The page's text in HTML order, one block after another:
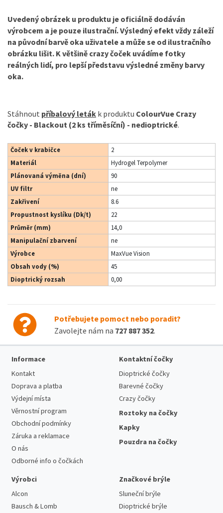
Uvedený obrázek u produktu je oficiálně dodáván
výrobcem a je pouze ilustrační. Výsledný efekt vždy záleží
na původní barvě oka uživatele a může se od ilustračního
obrázku lišit. K většině crazy čoček uvádíme fotky
reálných lidí, pro lepší představu výsledné změny barvy
oka.
Stáhnout příbalový leták k produktu ColourVue Crazy
čočky - Blackout (2 ks tříměsíční) - nedioptrické.
Čoček v krabičce
2
Materiál
Hydrogel Terpolymer
Plánovaná výměna (dní)
90
UV filtr
ne
Zakřivení
8.6
Propustnost kyslíku (Dk/t)
22
Průměr (mm)
14,0
Manipulační zbarvení
ne
Výrobce
MaxVue Vision
Obsah vody (%)
45
Dioptrický rozsah
0,00
Potřebujete pomoct nebo poradit?
Zavolejte nám na 727 887 352.
Informace
Kontakt
Doprava a platba
Výdejní místa
Věrnostní program
Obchodní podmínky
Záruka a reklamace
O nás
Odborné info o čočkách
Kontaktní čočky
Dioptrické čočky
Barevné čočky
Crazy čočky
Roztoky na čočky
Kapky
Pouzdra na čočky
Výrobci
Alcon
Bausch & Lomb
Značkové brýle
Sluneční brýle
Dioptrické brýle